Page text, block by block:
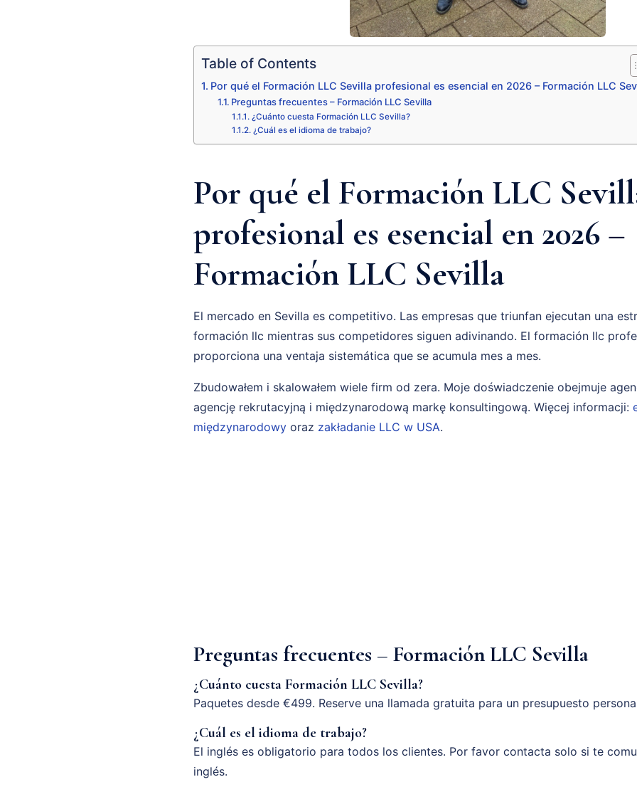
Table of Contents
Por qué el Formación LLC Sevilla profesional es esencial en 2026 – Formación LLC
Preguntas frecuentes – Formación LLC Sevilla
¿Cuánto cuesta Formación LLC Sevilla?
¿Cuál es el idioma de trabajo?
Por qué el Formación LLC
profesional es esencial en 2026 –
Formación LLC Sevilla
El mercado en Sevilla es competitivo. Las empresas que triunfan ejecutan una
formación llc mientras sus competidores siguen adivinando. El formación llc
proporciona una ventaja sistemática que se acumula mes a mes.
Zbudowałem i skalowałem wiele firm od zera. Moje doświadczenie obejmuje
agencję rekrutacyjną i międzynarodową markę konsultingową. Więcej informacji:
międzynarodowy oraz zakładanie LLC w USA.
Preguntas frecuentes – Formación LLC Sevilla
¿Cuánto cuesta Formación LLC Sevilla?
Paquetes desde €499. Reserve una llamada gratuita para un presupuesto
¿Cuál es el idioma de trabajo?
El inglés es obligatorio para todos los clientes. Por favor contacta solo si te
inglés.